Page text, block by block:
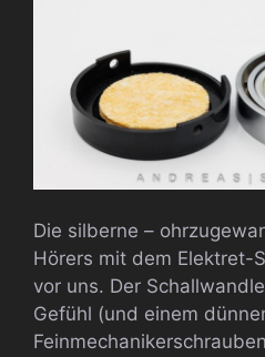
Die silberne –
Hörers mit dem Elektret-
vor uns. Der
Gefühl (und einem